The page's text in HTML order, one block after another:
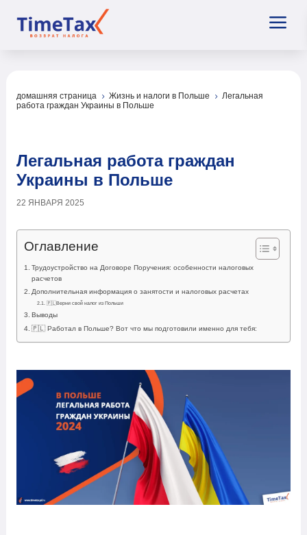
a
домашняя страница 5 Жизнь и налоги в Польше 5 Легальная
работа граждан Украины в Польше
Легальная работа граждан
Украины в Польше
22 ЯНВАРЯ 2025
Оглавление
Трудоустройство на Договоре Поручения: особенности налоговых
расчетов
Дополнительная информация о занятости и налоговых расчетах
🇵🇱Верни свой налог из Польши
Выводы
🇵🇱 Работал в Польше? Вот что мы подготовили именно для тебя: